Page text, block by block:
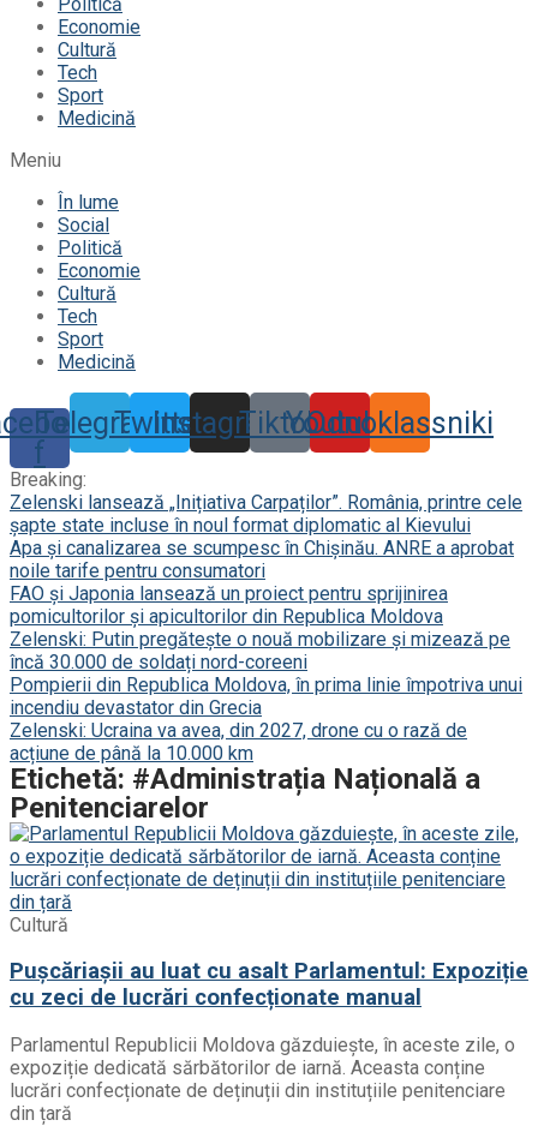
Economie
Cultură
Tech
Sport
Medicină
Meniu
În lume
Social
Politică
Economie
Cultură
Tech
Sport
Medicină
f
TelegramTwitter
Instagram
TiktokYoutube
Odnoklassniki
Breaking:
Zelenski lansează „Inițiativa Carpaților”. România, printre cele
șapte state incluse în noul format diplomatic al Kievului
Apa și canalizarea se scumpesc în Chișinău. ANRE a aprobat
noile tarife pentru consumatori
FAO și Japonia lansează un proiect pentru sprijinirea
pomicultorilor și apicultorilor din Republica Moldova
Zelenski: Putin pregătește o nouă mobilizare și mizează pe
încă 30.000 de soldați nord-coreeni
Pompierii din Republica Moldova, în prima linie împotriva unui
incendiu devastator din Grecia
Zelenski: Ucraina va avea, din 2027, drone cu o rază de
acțiune de până la 10.000 km
Etichetă: #Administrația Națională a
Penitenciarelor
Cultură
Pușcăriașii au luat cu asalt Parlamentul: Expoziție
cu zeci de lucrări confecționate manual
Parlamentul Republicii Moldova găzduiește, în aceste zile, o
expoziție dedicată sărbătorilor de iarnă. Aceasta conține
lucrări confecționate de deținuții din instituțiile penitenciare
din țară